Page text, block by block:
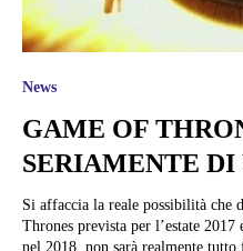
News
GAME OF
SERIAMENTE DI
Si affaccia la reale possibilità che
Thrones prevista per l’estate
nel 2018, non sarà realmente